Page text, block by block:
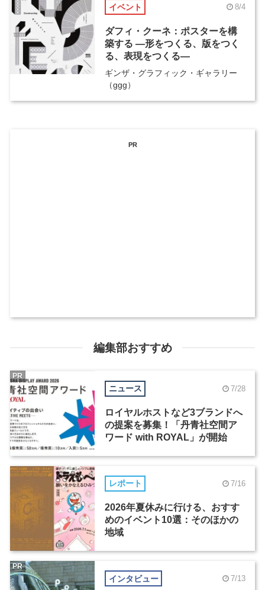
イベント 8/4
ダフィ・クーネ：ポスターを構
築する ―形をつくる、版をつく
る、表現をつくる―
ギンザ・グラフィック・ギャラリー
（ggg）
PR
編集部おすすめ
ニュース 7/28
ロイヤルホストなど3ブランドへ
の提案を募集！「丹青社空間ア
ワード with ROYAL」が開始
PR
レポート 7/16
2026年夏休みに行ける、おすす
めのイベント10選：そのほかの
地域
インタビュー 7/13
PR